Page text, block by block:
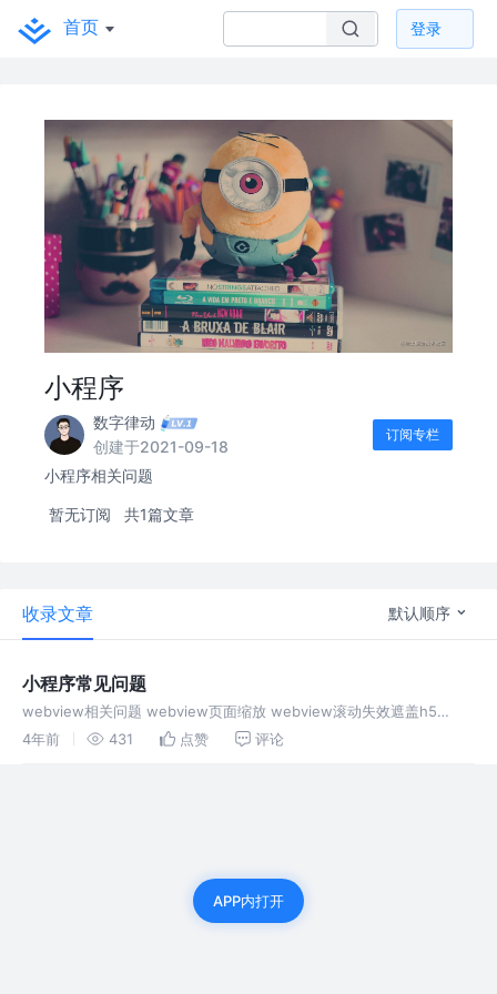
首页 登录
小程序
数字律动
创建于2021-09-18
订阅专栏
小程序相关问题
暂无订阅 共1篇文章
收录文章 默认顺序
小程序常见问题
webview相关问题 webview页面缩放 webview滚动失效遮盖h5
webview域名遮盖
4年前 431 点赞 评论
APP内打开